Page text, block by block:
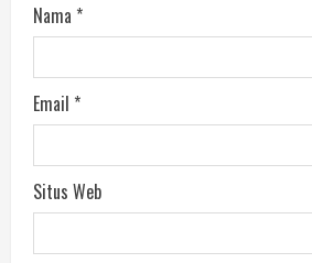
Nama *
Email *
Situs Web